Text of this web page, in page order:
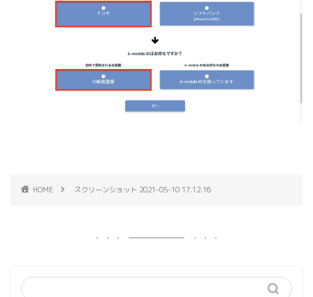
HOME スクリーンショット 2021-05-10 17.12.16